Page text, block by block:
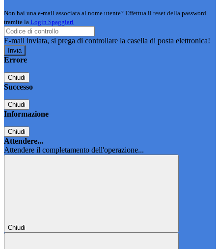
Non hai una e-mail associata al nome utente? Effettua il reset della password
tramite la Login Spaggiari
E-mail inviata, si prega di controllare la casella di posta elettronica!
Errore
Chiudi
Successo
Chiudi
Informazione
Chiudi
Attendere...
Attendere il completamento dell'operazione...
Chiudi